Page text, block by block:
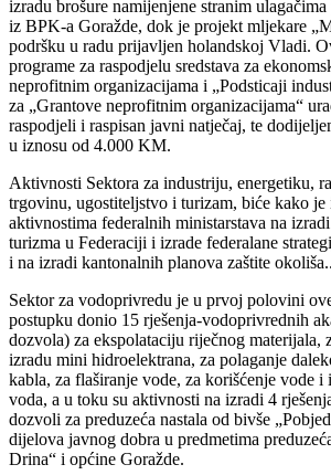
Kad je riječ o aktivnostima i planovima
energetiku, razvoj, poduzetništvo, trgovinu,
istaknuto je da je ovaj sektor, između ostalog,
polaganja ispita o stručnoj osposobljenosti,
Ministarstva za privredu po Zakonu o obrtu
aktivnosti oko formiranja Obrtničke komore
učešće u aktivnosti oko formiranja Obrtničke
Strategije zaštite okoliša, te uradio Dokument
Ministarstvo za privredu, Direkciju za cestu i
šumarstvo za period 2008-2010. godina.
energetiku, razvoj, poduzetništvo, trgovinu,
kako je navedeno, učestvovao je u izradi
od resornog federalnog ministarstva. Za
izradu brošure namijenjene stranim
iz BPK-a Goražde, dok je projekt mljekare
podršku u radu prijavljen holandskoj Vladi.
programe za raspodjelu sredstava za
neprofitnim organizacijama i „Podsticaji
za „Grantove neprofitnim organizacijama“
raspodjeli i raspisan javni natječaj, te
u iznosu od 4.000 KM.